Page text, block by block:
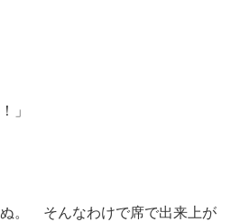
」
。 そんなわけで席で出来上が